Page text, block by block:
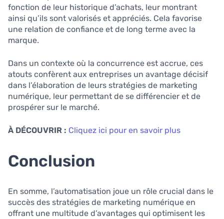
fonction de leur historique d’achats, leur montrant
ainsi qu’ils sont valorisés et appréciés. Cela favorise
une relation de confiance et de long terme avec la
marque.
Dans un contexte où la concurrence est accrue, ces
atouts confèrent aux entreprises un avantage décisif
dans l’élaboration de leurs stratégies de marketing
numérique, leur permettant de se différencier et de
prospérer sur le marché.
À DÉCOUVRIR : Cliquez ici pour en savoir plus
Conclusion
En somme, l’automatisation joue un rôle crucial dans le
succès des stratégies de marketing numérique en
offrant une multitude d’avantages qui optimisent les